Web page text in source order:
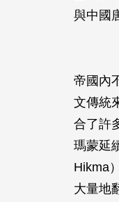
與中國
帝國內
文傳統
合了許
瑪蒙延
Hikma
大量地